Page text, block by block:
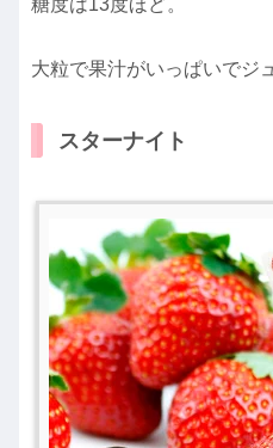
糖度は13度ほど。
大粒で果汁がいっぱいでジ
スターナイト